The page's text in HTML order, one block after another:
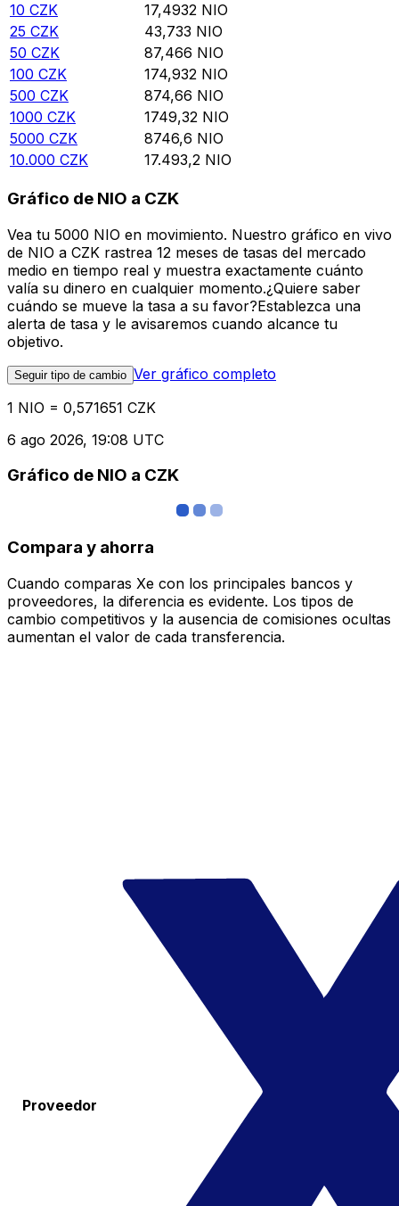
10 CZK 17,4932 NIO
25 CZK 43,733 NIO
50 CZK 87,466 NIO
100 CZK 174,932 NIO
500 CZK 874,66 NIO
1000 CZK 1749,32 NIO
5000 CZK 8746,6 NIO
10.000 CZK 17.493,2 NIO
Gráfico de NIO a CZK
Vea tu 5000 NIO en movimiento. Nuestro gráfico en vivo
de NIO a CZK rastrea 12 meses de tasas del mercado
medio en tiempo real y muestra exactamente cuánto
valía su dinero en cualquier momento.¿Quiere saber
cuándo se mueve la tasa a su favor?Establezca una
alerta de tasa y le avisaremos cuando alcance tu
objetivo.
Seguir tipo de cambio Ver gráfico completo
1 NIO = 0,571651 CZK
6 ago 2026, 19:08 UTC
Gráfico de NIO a CZK
Compara y ahorra
Cuando comparas Xe con los principales bancos y
proveedores, la diferencia es evidente. Los tipos de
cambio competitivos y la ausencia de comisiones ocultas
aumentan el valor de cada transferencia.
Proveedor